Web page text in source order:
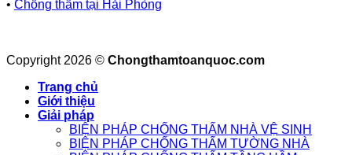
• Chống thấm tại Hải Phòng
Copyright 2026 © Chongthamtoanquoc.com
Trang chủ
Giới thiệu
Giải pháp
BIỆN PHÁP CHỐNG THẤM NHÀ VỆ SINH
BIỆN PHÁP CHỐNG THẤM TƯỜNG NHÀ